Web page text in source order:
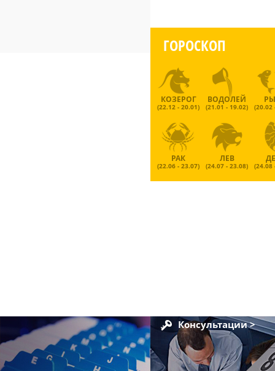
ГОРОСКОП
КОЗЕРОГ
(22.12 - 20.01)
ВОДОЛЕЙ
(21.01 - 19.02) (20.02
РАК
(22.06 - 23.07)
ЛЕВ
(24.07 - 23.08) (24.08
Консультации >